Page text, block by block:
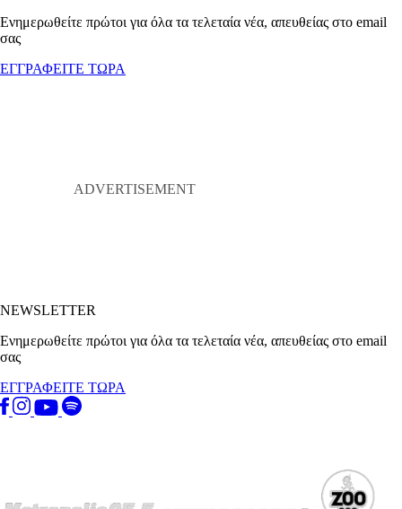
Ενημερωθείτε πρώτοι για όλα τα τελεταία νέα, απευθείας στο email
σας
ΕΓΓΡΑΦΕΙΤΕ ΤΩΡΑ
NEWSLETTER
Ενημερωθείτε πρώτοι για όλα τα τελεταία νέα, απευθείας στο email
σας
ΕΓΓΡΑΦΕΙΤΕ ΤΩΡΑ